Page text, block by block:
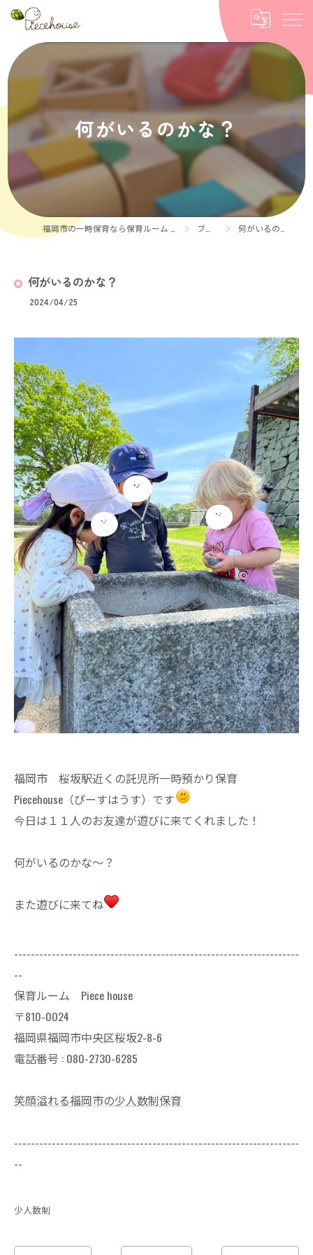
何がいるのかな？
ブログ 何がいるのかな？
何がいるのかな？
2024/04/25
福岡市 桜坂駅近くの託児所一時預かり保育
Piecehouse（ぴーすはうす）です
今日は１１人のお友達が遊びに来てくれました！
何がいるのかな〜？
また遊びに来てね
--------------------------------------------------------------------
--
保育ルーム Piece house
〒810-0024
福岡県福岡市中央区桜坂2-8-6
電話番号 : 080-2730-6285
笑顔溢れる福岡市の少人数制保育
--------------------------------------------------------------------
--
少人数制